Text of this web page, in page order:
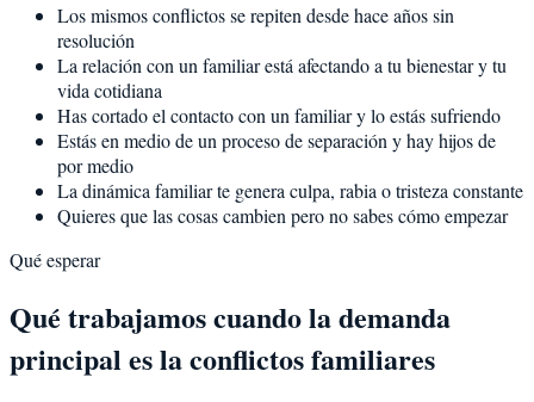
Los mismos conflictos se repiten desde hace años sin
resolución
La relación con un familiar está afectando a tu bienestar y tu
vida cotidiana
Has cortado el contacto con un familiar y lo estás sufriendo
Estás en medio de un proceso de separación y hay hijos de
por medio
La dinámica familiar te genera culpa, rabia o tristeza constante
Quieres que las cosas cambien pero no sabes cómo empezar
Qué esperar
Qué trabajamos cuando la demanda
principal es la conflictos familiares